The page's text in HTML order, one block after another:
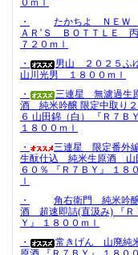
０ｍｌ
・
たかちよ ＮＥＷ
ＡＲ’Ｓ ＢＯＴＴＬＥ
７２０ｍｌ
・
男山 ２０２５ふ
山川光男 １８００ｍｌ
・
三連星 無濾過生
酒 純米吟醸 限定中取り２
６ 山田錦（白） 『Ｒ７ＢＹ
１８００ｍｌ
・
三連星 限定番
生酛仕込 純米生原酒 山
６０％ 『Ｒ７ＢＹ』 １８
ｌ
・
角右衛門 純米吟
酒 超速即詰(直汲み) 『Ｒ
Ｙ』 １８００ｍｌ
・
常きげん 山廃純